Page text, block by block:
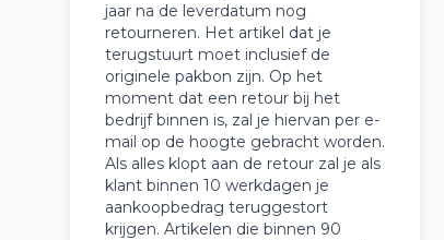
jaar na de leverdatum nog
retourneren. Het artikel dat je
terugstuurt moet inclusief de
originele pakbon zijn. Op het
moment dat een retour bij het
bedrijf binnen is, zal je hiervan per e-
mail op de hoogte gebracht worden.
Als alles klopt aan de retour zal je als
klant binnen 10 werkdagen je
aankoopbedrag teruggestort
krijgen. Artikelen die binnen 90